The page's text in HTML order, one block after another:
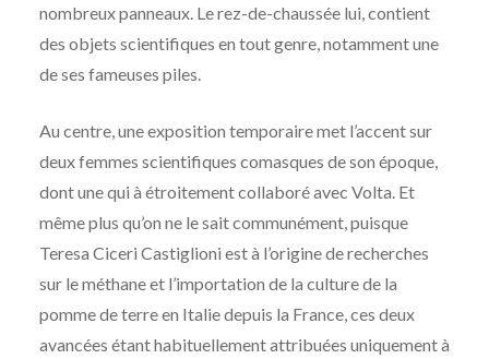
nombreux panneaux. Le rez-de-chaussée lui, contient
des objets scientifiques en tout genre, notamment une
de ses fameuses piles.
Au centre, une exposition temporaire met l’accent sur
deux femmes scientifiques comasques de son époque,
dont une qui à étroitement collaboré avec Volta. Et
même plus qu’on ne le sait communément, puisque
Teresa Ciceri Castiglioni est à l’origine de recherches
sur le méthane et l’importation de la culture de la
pomme de terre en Italie depuis la France, ces deux
avancées étant habituellement attribuées uniquement à